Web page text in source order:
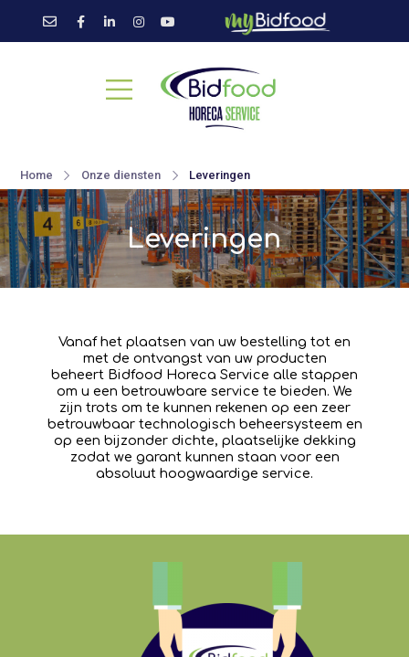
Home Onze diensten Leveringen
Leveringen
Vanaf het plaatsen van uw bestelling tot en
met de ontvangst van uw producten
beheert Bidfood Horeca Service alle stappen
om u een betrouwbare service te bieden. We
zijn trots om te kunnen rekenen op een zeer
betrouwbaar technologisch beheersysteem en
op een bijzonder dichte, plaatselijke dekking
zodat we garant kunnen staan voor een
absoluut hoogwaardige service.